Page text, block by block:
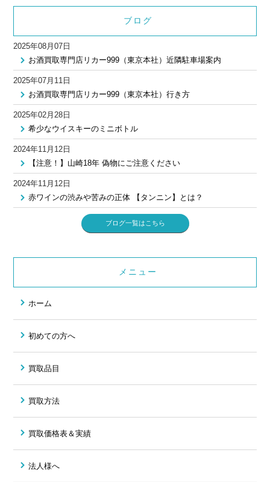
ブログ
2025年08月07日
お酒買取専門店リカー999（東京本社）近隣駐車場案内
2025年07月11日
お酒買取専門店リカー999（東京本社）行き方
2025年02月28日
希少なウイスキーのミニボトル
2024年11月12日
【注意！】山崎18年 偽物にご注意ください
2024年11月12日
赤ワインの渋みや苦みの正体 【タンニン】とは？
ブログ一覧はこちら
メニュー
ホーム
初めての方へ
買取品目
買取方法
買取価格表＆実績
法人様へ